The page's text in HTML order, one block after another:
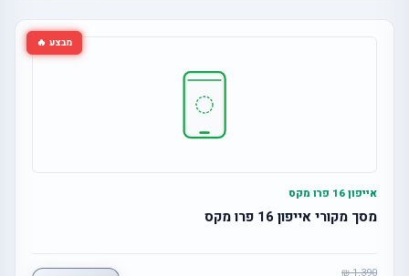
מבצע 🔥
אייפון 16 פרו מקס
מסך מקורי אייפון 16 פרו מקס
1,390